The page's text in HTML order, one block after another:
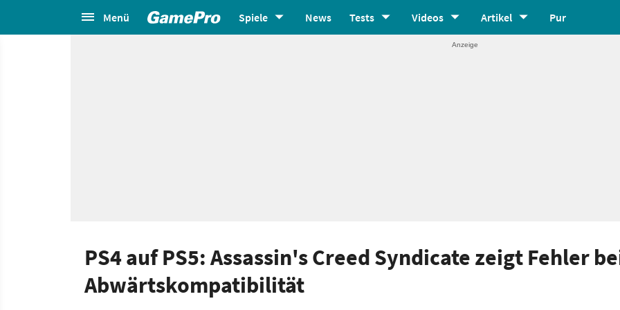
Menü Spiele News Tests Videos Artikel Pur
PS4 auf PS5: Assassin's Creed Syndicate zeigt Fehler
Abwärtskompatibilität